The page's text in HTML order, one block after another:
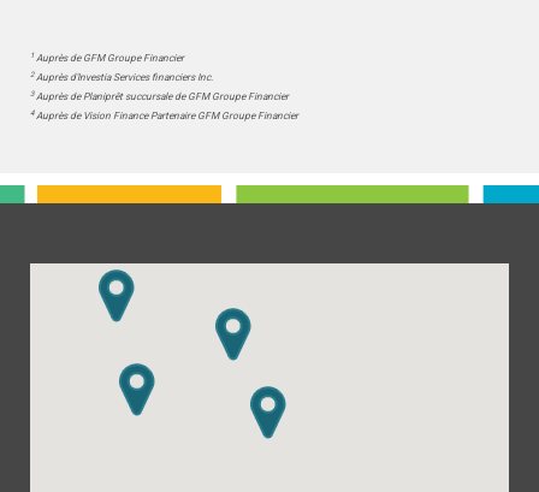
1 Auprès de GFM Groupe Financier
2Auprès d'Investia Services financiers Inc.
3Auprès de Planiprêt succursale de GFM Groupe Financier
4Auprès de Vision Finance Partenaire GFM Groupe Financier